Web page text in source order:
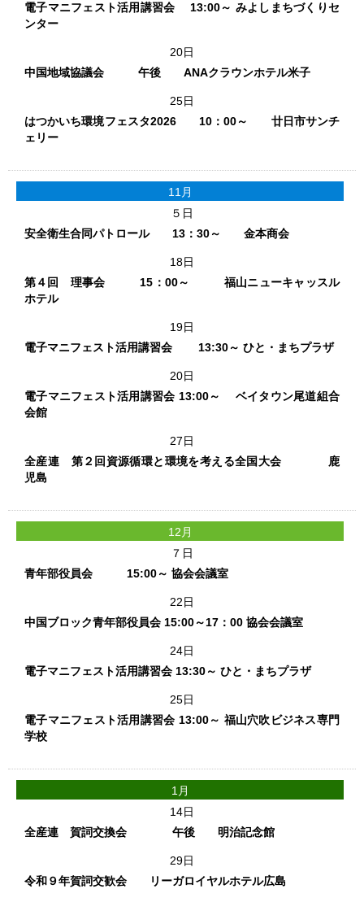
電子マニフェスト活用講習会 13:00～ みよしまちづくりセ
ンター
20日
中国地域協議会 午後 ANAクラウンホテル米子
25日
はつかいち環境フェスタ2026 10：00～ 廿日市サンチ
ェリー
11月
５日
安全衛生合同パトロール 13：30～ 金本商会
18日
第４回 理事会 15：00～ 福山ニューキャッスル
ホテル
19日
電子マニフェスト活用講習会 13:30～ ひと・まちプラザ
20日
電子マニフェスト活用講習会 13:00～ ベイタウン尾道組合
会館
27日
全産連 第２回資源循環と環境を考える全国大会 鹿
児島
12月
７日
青年部役員会 15:00～ 協会会議室
22日
中国ブロック青年部役員会 15:00～17：00 協会会議室
24日
電子マニフェスト活用講習会 13:30～ ひと・まちプラザ
25日
電子マニフェスト活用講習会 13:00～ 福山穴吹ビジネス専門
学校
1月
14日
全産連 賀詞交換会 午後 明治記念館
29日
令和９年賀詞交歓会 リーガロイヤルホテル広島